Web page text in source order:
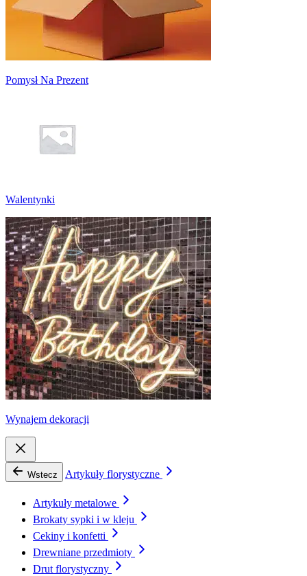
Pomysł Na Prezent
Walentynki
Wynajem dekoracji
Wstecz Artykuły florystyczne
Artykuły metalowe
Brokaty sypki i w kleju
Cekiny i konfetti
Drewniane przedmioty
Drut florystyczny